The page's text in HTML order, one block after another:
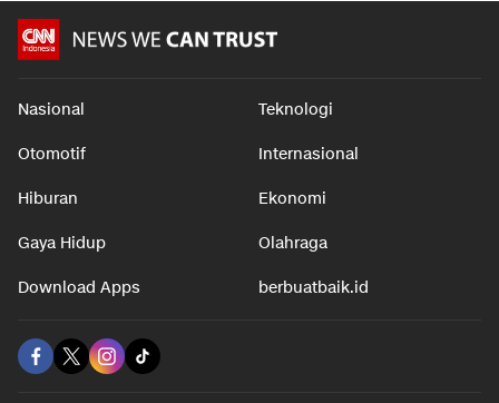
Nasional Teknologi
Otomotif Internasional
Hiburan Ekonomi
Gaya Hidup Olahraga
Download Apps berbuatbaik.id